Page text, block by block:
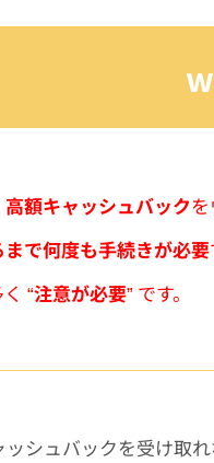
高額キャッシュバック
まで何度も手続きが必要
“注意が必要” です。
シュバックを受け取れ